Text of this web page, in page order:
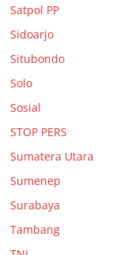
Satpol PP
Sidoarjo
Situbondo
Solo
Sosial
STOP PERS
Sumatera Utara
Sumenep
Surabaya
Tambang